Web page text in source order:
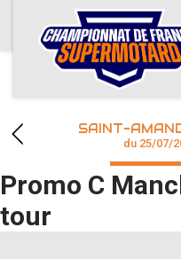
ACCUEIL
ACTUS
CALENDRIER
CHAMPIONNAT
RÉSULTATS
PHOTOS / WEB TV
SAINT-
du 25/07/
Promo C
tour